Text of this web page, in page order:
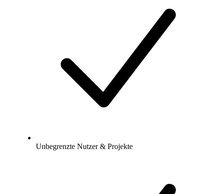
Unbegrenzte Nutzer & Projekte